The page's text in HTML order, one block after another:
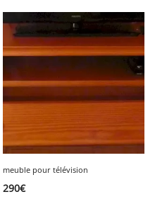
meuble pour télévision
290€